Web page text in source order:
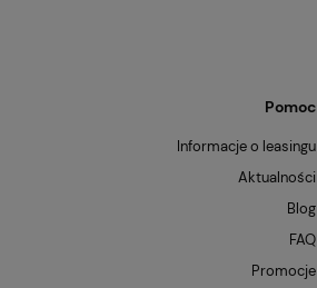
Pomoc
Informacje o leasingu
Aktualności
Blog
FAQ
Promocje